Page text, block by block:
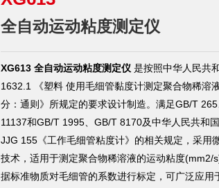
全自动运动粘度测定仪
XG613 全自动运动粘度测定仪 是按照中华人民共
1632.1 《塑料 使用毛细管黏度计测定聚合物稀溶
分：通则》所规定的要求设计制造。满足GB/T
11137和GB/T 1995、GB/T 8170及中华人民共和
JJG 155《工作毛细管粘度计》的相关规定，采用
技术，适用于测定聚合物稀溶液的运动粘度(mm2/
据标准物质对毛细管的系数进行标定，可广泛应用